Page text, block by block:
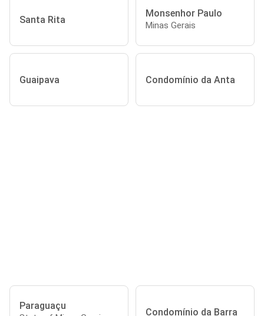
Santa Rita
Monsenhor Paulo
Minas Gerais
Guaipava Condomínio da Anta
Paraguaçu
Condomínio da Barra